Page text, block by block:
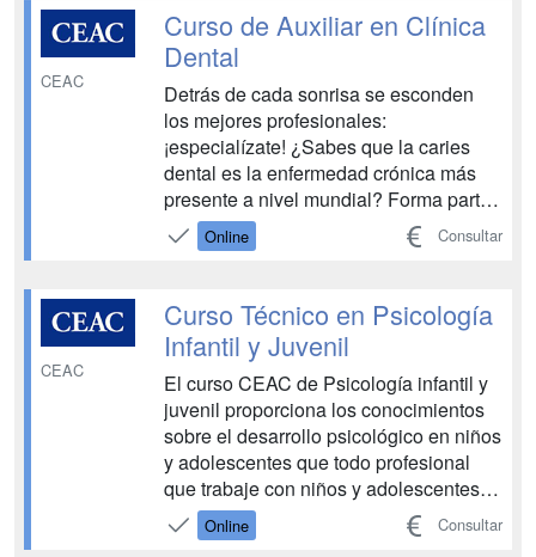
organismos públicos y universidades.
¡Somos la mejor elección para ayudarte
a cr...
CEAC
Curso de Auxiliar en Clínica
Dental
Detrás de cada sonrisa se esconden
los mejores profesionales:
¡especialízate! ¿Sabes que la caries
dental es la enfermedad crónica más
presente a nivel mundial? Forma parte
del equipo de profesionales que la
frena con el Curso de Auxiliar de
a las personas a mantener a punto su
higiene y salud bucodental par...
Online Consultar
CEAC
Curso Técnico en Psicología
Infantil y Juvenil
El curso CEAC de Psicología infantil y
juvenil proporciona los conocimientos
sobre el desarrollo psicológico en niños
y adolescentes que todo profesional
que trabaje con niños y adolescentes,
debe conocer para poder ejercer de
forma más eficiente su profesión. La
Online Consultar